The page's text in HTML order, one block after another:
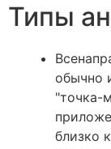
Типы
обычно
"точка-
близко